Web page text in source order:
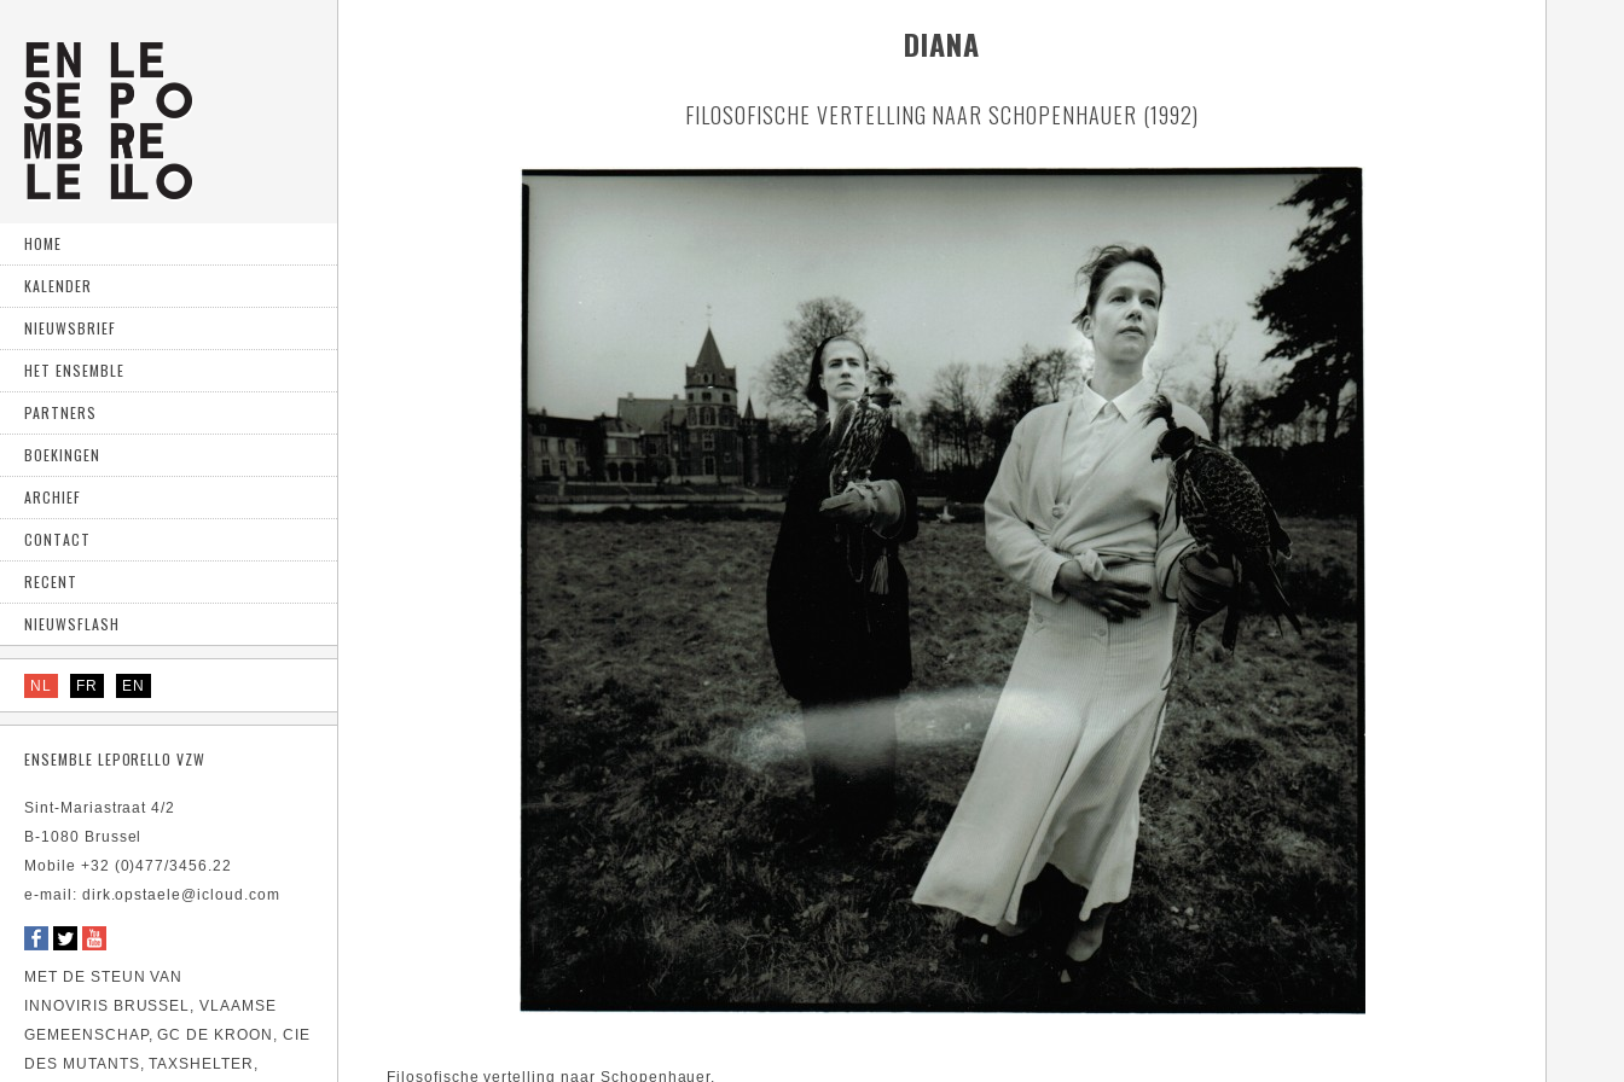
HOME
KALENDER
NIEUWSBRIEF
HET ENSEMBLE
PARTNERS
BOEKINGEN
ARCHIEF
CONTACT
RECENT
NIEUWSFLASH
NL FR EN
ENSEMBLE LEPORELLO VZW
Sint-Mariastraat 4/2
B-1080 Brussel
Mobile +32 (0)477/3456.22
e-mail: dirk.opstaele@icloud.com
MET DE STEUN VAN
INNOVIRIS BRUSSEL, VLAAMSE
GEMEENSCHAP, GC DE KROON, CIE
DES MUTANTS, TAXSHELTER,
DIANA
FILOSOFISCHE VERTELLING NAAR SCHOPENHAUER (1992)
Filosofische vertelling naar Schopenhauer.